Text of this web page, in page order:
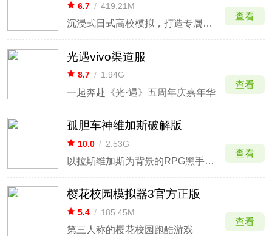
6.7 / 419.21M
沉浸式日式高校模拟，打造专属校园日常
查看
光遇vivo渠道服
8.7 / 1.94G
一起奔赴《光·遇》五周年庆嘉年华
查看
孤胆车神维加斯破解版
10.0 / 2.53G
以拉斯维加斯为背景的RPG黑手党和犯罪在线游戏
查看
樱花校园模拟器3官方正版
5.4 / 185.45M
第三人称的樱花校园跑酷游戏
查看